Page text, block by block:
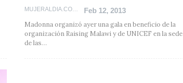
Feb 12, 2013
Madonna organizó ayer una gala en beneficio de la
organización Raising Malawi y de UNICEF en la sede
de las…